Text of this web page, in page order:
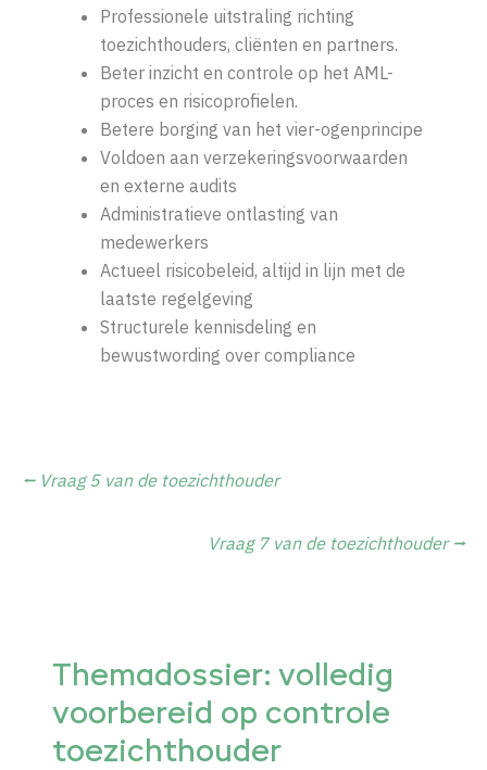
Professionele uitstraling richting
toezichthouders, cliënten en partners.
Beter inzicht en controle op het AML-
proces en risicoprofielen.
Betere borging van het vier-ogenprincipe
Voldoen aan verzekeringsvoorwaarden
en externe audits
Administratieve ontlasting van
medewerkers
Actueel risicobeleid, altijd in lijn met de
laatste regelgeving
Structurele kennisdeling en
bewustwording over compliance
⭠ Vraag 5 van de toezichthouder
Vraag 7 van de toezichthouder ⭢
Themadossier: volledig
voorbereid op controle
toezichthouder